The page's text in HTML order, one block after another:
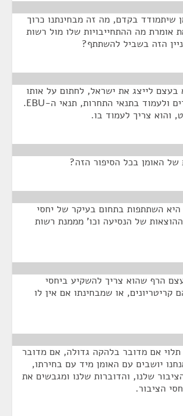
שיתמודד בקדם, מה זה מבחינתנו כרוך
אומרת מה ההתחייבויות שלו מול רשות
הזה בשביל להשתתף?
בעצם לייצג את ישראל, לחתום על אותו
תקנון שאנחנו מייצרים ולעמוד בתנאי התחרות, תנאי ה-EBU.
והוא צריך לעמוד בו.
האומן בכל הסיפור הזה?
השתתפות בתחום בעיקר של יחסי
של הנסיעה וכו' מממנת רשות
הרף שהוא צריך להשקיע ביחסי
קריטריונים, או שמבחינתו אם אין לו
אם מדובר בלהקה גדולה, אם מדובר
יושבים עם האומן מיד עם בחירתו,
שלנו, והדוברות שלנו ומגבשים את
הציבור.